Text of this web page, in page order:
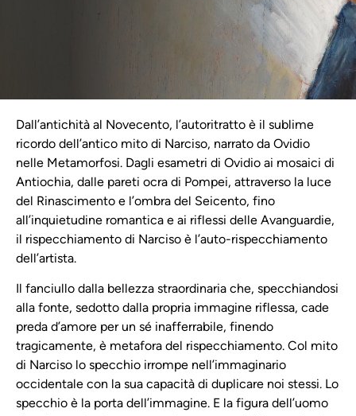
Dall’antichità al Novecento, l’autoritratto è il sublime
ricordo dell’antico mito di Narciso, narrato da Ovidio
nelle Metamorfosi. Dagli esametri di Ovidio ai mosaici di
Antiochia, dalle pareti ocra di Pompei, attraverso la luce
del Rinascimento e l’ombra del Seicento, fino
all’inquietudine romantica e ai riflessi delle Avanguardie,
il rispecchiamento di Narciso è l’auto-rispecchiamento
dell’artista.
Il fanciullo dalla bellezza straordinaria che, specchiandosi
alla fonte, sedotto dalla propria immagine riflessa, cade
preda d’amore per un sé inafferrabile, finendo
tragicamente, è metafora del rispecchiamento. Col mito
di Narciso lo specchio irrompe nell’immaginario
occidentale con la sua capacità di duplicare noi stessi. Lo
specchio è la porta dell’immagine. E la figura dell’uomo